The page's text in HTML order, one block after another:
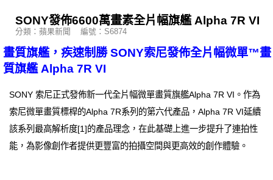
SONY發佈6600萬畫素全片幅旗艦 Alpha 7R VI
分類：蘋果新聞 編號：S6874
畫質旗艦，疾速制勝 SONY索尼發佈全片幅微單™畫
質旗艦 Alpha 7R VI
SONY 索尼正式發佈新一代全片幅微單畫質旗艦Alpha 7R VI。作為
索尼微單畫質標桿的Alpha 7R系列的第六代產品，Alpha 7R VI延續
該系列最高解析度[1]的產品理念，在此基礎上進一步提升了連拍性
能，為影像創作者提供更豐富的拍攝空間與更高效的創作體驗。